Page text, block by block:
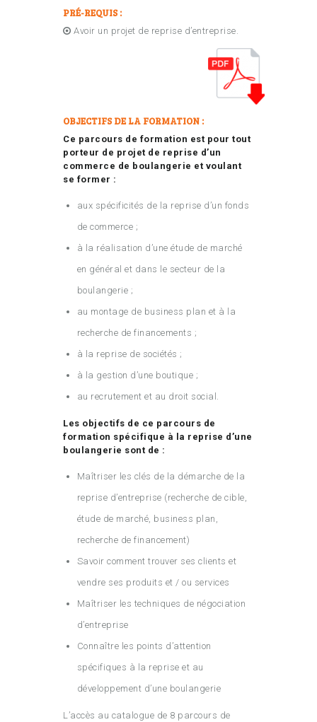
PRÉ-REQUIS :
Avoir un projet de reprise d’entreprise.
OBJECTIFS DE LA FORMATION :
Ce parcours de formation est pour tout
porteur de projet de reprise d’un
commerce de boulangerie et voulant
se former :
aux spécificités de la reprise d’un fonds
de commerce ;
à la réalisation d’une étude de marché
en général et dans le secteur de la
boulangerie ;
au montage de business plan et à la
recherche de financements ;
à la reprise de sociétés ;
à la gestion d’une boutique ;
au recrutement et au droit social.
Les objectifs de ce parcours de
formation spécifique à la reprise d’une
boulangerie sont de :
Maîtriser les clés de la démarche de la
reprise d’entreprise (recherche de cible,
étude de marché, business plan,
recherche de financement)
Savoir comment trouver ses clients et
vendre ses produits et / ou services
Maîtriser les techniques de négociation
d’entreprise
Connaître les points d’attention
spécifiques à la reprise et au
développement d’une boulangerie
L’accès au catalogue de 8 parcours de